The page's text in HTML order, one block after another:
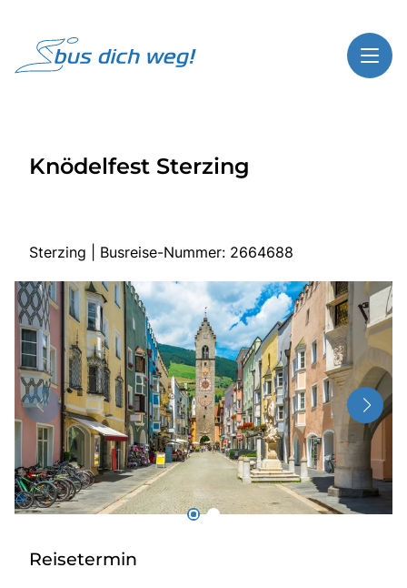
Highlights
Start
Busreisen
Bus mieten
Über Bus dich weg!
Radio
Sie befinden sich in:
Knödelfest Sterzing
Sterzing | Busreise-Nummer: 2664688
Reisetermin